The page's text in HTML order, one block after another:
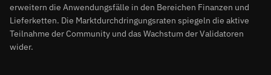
erweitern die Anwendungsfälle in den Bereichen Finanzen und
Lieferketten. Die Marktdurchdringungsraten spiegeln die aktive
Teilnahme der Community und das Wachstum der Validatoren
wider.